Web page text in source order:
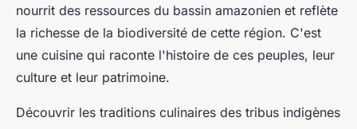
nourrit des ressources du bassin amazonien et reflète
la richesse de la biodiversité de cette région. C'est
une cuisine qui raconte l'histoire de ces peuples, leur
culture et leur patrimoine.
Découvrir les traditions culinaires des tribus indigènes